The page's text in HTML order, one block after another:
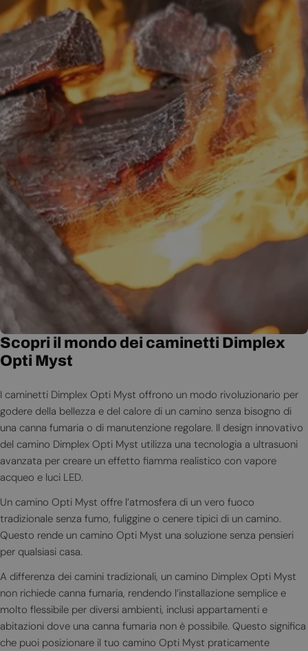
Scopri il mondo dei caminetti Dimplex
Opti Myst
I caminetti Dimplex Opti Myst offrono un modo rivoluzionario per
godere della bellezza e del calore di un camino senza bisogno di
una canna fumaria o di manutenzione regolare. Il design innovativo
del camino Dimplex Opti Myst utilizza una tecnologia a ultrasuoni
avanzata per creare un effetto fiamma realistico con vapore
acqueo e luci LED.
Un camino Opti Myst offre l’atmosfera di un vero fuoco
tradizionale senza fumo, fuliggine o cenere tipici di un camino.
Questo rende un camino Opti Myst una soluzione senza pensieri
per qualsiasi casa.
A differenza dei camini tradizionali, un camino Dimplex Opti Myst
non richiede canna fumaria, rendendo l’installazione semplice e
molto flessibile per diversi ambienti, inclusi appartamenti e
abitazioni dove una canna fumaria non è possibile. Questo significa
che puoi posizionare il tuo camino Opti Myst praticamente